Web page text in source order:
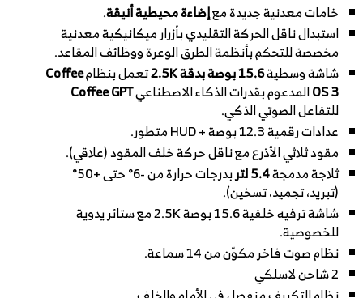
خامات معدنية جديدة معإضاءة محيطية أنيقة.
استبدال ناقل الحركة التقليدي بأزرار ميكانيكية معدنية
مخصصة للتحكم بأنظمة الطرق الوعرة ووظائف المقاعد.
شاشة وسطية15.6 بوصة بدقة 2.5K تعمل بنظامCoffee
OS 3المدعوم بقدرات الذكاء الاصطناعيCoffee GPT
للتفاعل الصوتي الذكي.
عدادات رقمية 12.3 بوصة + HUD متطور.
مقود ثلاثي الأذرع مع ناقل حركة خلف المقود (علاقي).
ثلاجة مدمجة5.4 لتر
بدرجات حرارة من -6° حتى +50°
(تبريد، تجميد، تسخين).
شاشة ترفيه خلفية 15.6 بوصة 2.5K مع ستائر يدوية
للخصوصية.
نظام صوت فاخر مكوّن من 14 سماعة.
2 شاحن لاسلكي